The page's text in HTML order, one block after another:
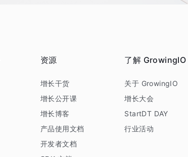
资源
增长干货
增长公开课
增长博客
产品使用文档
开发者文档
了解 GrowingIO
关于 GrowingIO
增长大会
StartDT DAY
行业活动